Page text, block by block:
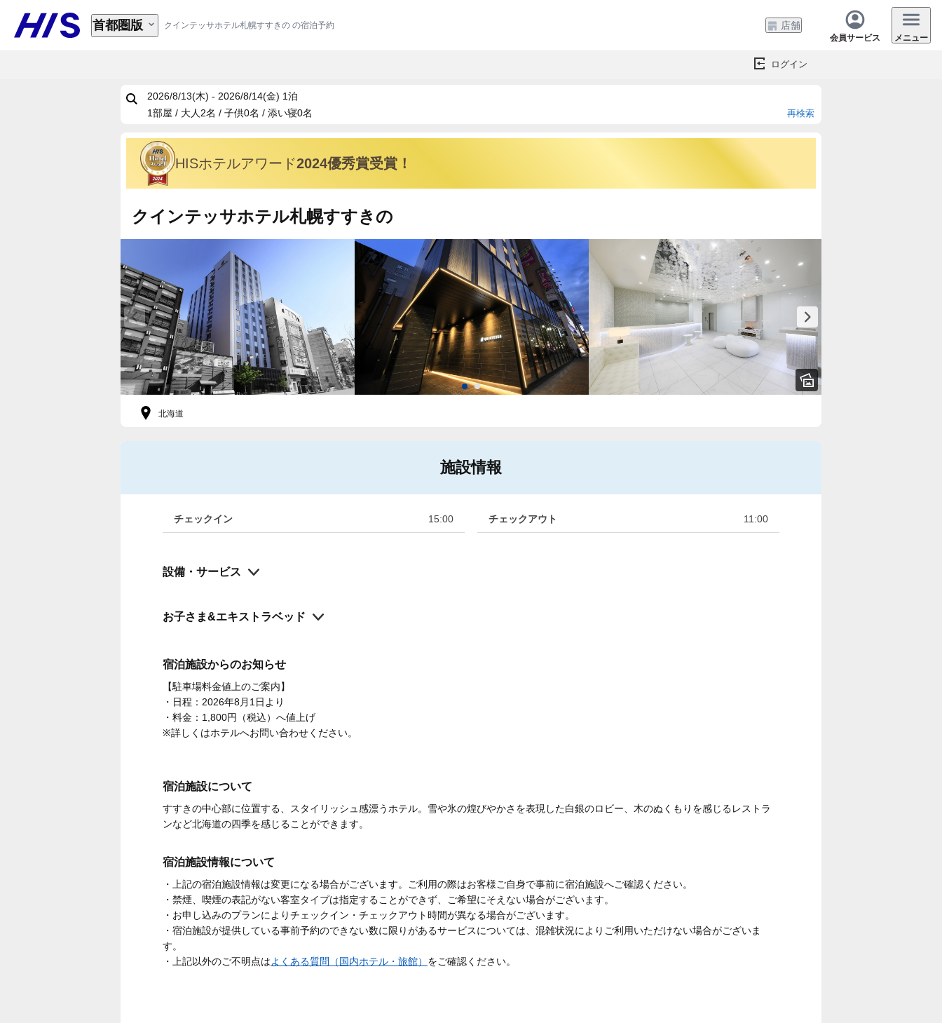
クインテッサホテル札幌すすきの の宿泊予約
首都圏版 店舗
会員サービス メニュー
ログイン
2026/8/13(木) - 2026/8/14(金) 1泊
1部屋 / 大人2名 / 子供0名 / 添い寝0名
再検索
HISホテルアワード2024優秀賞受賞！
クインテッサホテル札幌すすきの
北海道
施設情報
チェックイン 15:00 チェックアウト 11:00
設備・サービス
お子さま&エキストラベッド
宿泊施設からのお知らせ
【駐車場料金値上のご案内】
・日程：2026年8月1日より
・料金：1,800円（税込）へ値上げ
※詳しくはホテルへお問い合わせください。
宿泊施設について
すすきの中心部に位置する、スタイリッシュ感漂うホテル。雪や氷の煌びやかさを表現した白銀のロビー、木のぬくもりを感じるレストラ
ンなど北海道の四季を感じることができます。
宿泊施設情報について
・上記の宿泊施設情報は変更になる場合がございます。ご利用の際はお客様ご自身で事前に宿泊施設へご確認ください。
・禁煙、喫煙の表記がない客室タイプは指定することができず、ご希望にそえない場合がございます。
・お申し込みのプランによりチェックイン・チェックアウト時間が異なる場合がございます。
・宿泊施設が提供している事前予約のできない数に限りがあるサービスについては、混雑状況によりご利用いただけない場合がございま
す。
・上記以外のご不明点はよくある質問（国内ホテル・旅館） をご確認ください。